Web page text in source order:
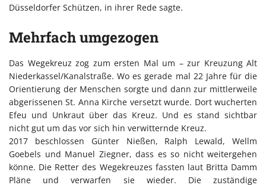
Düsseldorfer Schützen, in ihrer Rede sagte.
Mehrfach umgezogen
Das Wegekreuz zog zum ersten Mal um – zur Kreuzung Alt
Niederkassel/Kanalstraße. Wo es gerade mal 22 Jahre für die
Orientierung der Menschen sorgte und dann zur mittlerweile
abgerissenen St. Anna Kirche versetzt wurde. Dort wucherten
Efeu und Unkraut über das Kreuz. Und es stand sichtbar
nicht gut um das vor sich hin verwitternde Kreuz.
2017 beschlossen Günter Nießen, Ralph Lewald, Wellm
Goebels und Manuel Ziegner, dass es so nicht weitergehen
könne. Die Retter des Wegekreuzes fassten laut Britta Damm
Pläne und verwarfen sie wieder. Die zuständige